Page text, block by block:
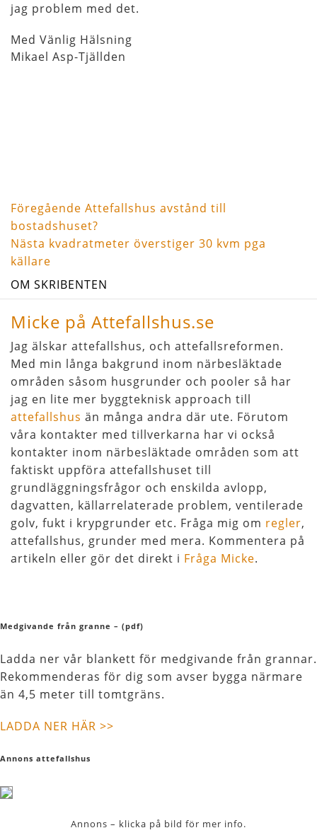
jag problem med det.
Med Vänlig Hälsning
Mikael Asp-Tjällden
Inläggsnavigering
Föregående
inlägg
Föregående Attefallshus avstånd till
bostadshuset?
Nästa
inlägg
Nästa kvadratmeter överstiger 30 kvm pga
källare
OM SKRIBENTEN
Micke på Attefallshus.se
Jag älskar attefallshus, och attefallsreformen.
Med min långa bakgrund inom närbesläktade
områden såsom husgrunder och pooler så har
jag en lite mer byggteknisk approach till
attefallshus än många andra där ute. Förutom
våra kontakter med tillverkarna har vi också
kontakter inom närbesläktade områden som att
faktiskt uppföra attefallshuset till
grundläggningsfrågor och enskilda avlopp,
dagvatten, källarrelaterade problem, ventilerade
golv, fukt i krypgrunder etc. Fråga mig om regler,
attefallshus, grunder med mera. Kommentera på
artikeln eller gör det direkt i Fråga Micke.
Medgivande från granne – (pdf)
Ladda ner vår blankett för medgivande från grannar.
Rekommenderas för dig som avser bygga närmare
än 4,5 meter till tomtgräns.
LADDA NER HÄR >>
Annons attefallshus
Annons – klicka på bild för mer info.